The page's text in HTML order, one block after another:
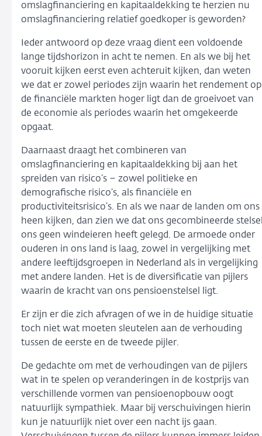
omslagfinanciering en kapitaaldekking te herzien nu
omslagfinanciering relatief goedkoper is geworden?
Ieder antwoord op deze vraag dient een voldoende
lange tijdshorizon in acht te nemen. En als we bij het
vooruit kijken eerst even achteruit kijken, dan weten
we dat er zowel periodes zijn waarin het rendement op
de financiële markten hoger ligt dan de groeivoet van
de economie als periodes waarin het omgekeerde
opgaat.
Daarnaast draagt het combineren van
omslagfinanciering en kapitaaldekking bij aan het
spreiden van risico’s – zowel politieke en
demografische risico’s, als financiële en
productiviteitsrisico’s. En als we naar de landen om ons
heen kijken, dan zien we dat ons gecombineerde
ons geen windeieren heeft gelegd. De armoede onder
ouderen in ons land is laag, zowel in vergelijking met
andere leeftijdsgroepen in Nederland als in vergelijking
met andere landen. Het is de diversificatie van pijlers
waarin de kracht van ons pensioenstelsel ligt.
Er zijn er die zich afvragen of we in de huidige situatie
toch niet wat moeten sleutelen aan de verhouding
tussen de eerste en de tweede pijler.
De gedachte om met de verhoudingen van de pijlers
wat in te spelen op veranderingen in de kostprijs van
verschillende vormen van pensioenopbouw oogt
natuurlijk sympathiek. Maar bij verschuivingen hierin
kun je natuurlijk niet over een nacht ijs gaan.